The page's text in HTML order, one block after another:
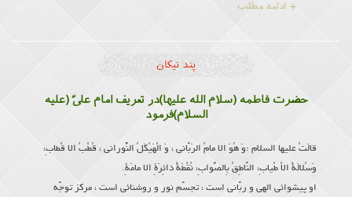
+ ادامه مطلب
پند نیکان
حضرت فاطمه (سلام الله علیها)در تعریف امام علىّ (علیه
السلام)فرمود
قالَتْ علیها السلام :وَ هُوَ الا مامُ الرَبّانى ، وَ الْهَیْكَلُ النُّورانى ، قُطْبُ الا قْطابِ،
وَسُلالَةُ الاْ طْیابِ، النّاطِقُ بِالصَّوابِ، نُقْطَةُ دائِرَةِ الا مامَةِ.
او پیشوائى الهى و ربّانى است ، تجسّم نور و روشنائى است ، مركز توجّه